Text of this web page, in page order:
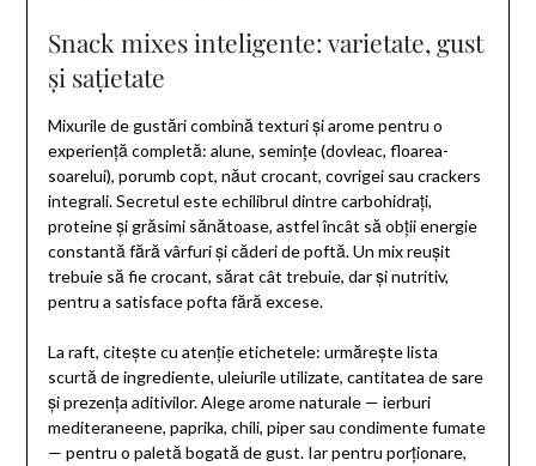
Snack mixes inteligente: varietate, gust
și sațietate
Mixurile de gustări combină texturi și arome pentru o
experiență completă: alune, semințe (dovleac, floarea-
soarelui), porumb copt, năut crocant, covrigei sau crackers
integrali. Secretul este echilibrul dintre carbohidrați,
proteine și grăsimi sănătoase, astfel încât să obții energie
constantă fără vârfuri și căderi de poftă. Un mix reușit
trebuie să fie crocant, sărat cât trebuie, dar și nutritiv,
pentru a satisface pofta fără excese.
La raft, citește cu atenție etichetele: urmărește lista
scurtă de ingrediente, uleiurile utilizate, cantitatea de sare
și prezența aditivilor. Alege arome naturale — ierburi
mediteraneene, paprika, chili, piper sau condimente fumate
— pentru o paletă bogată de gust. Iar pentru porționare,